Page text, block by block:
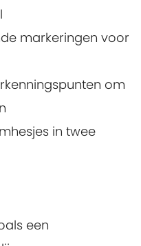
markeringen voor
om
in twee
een